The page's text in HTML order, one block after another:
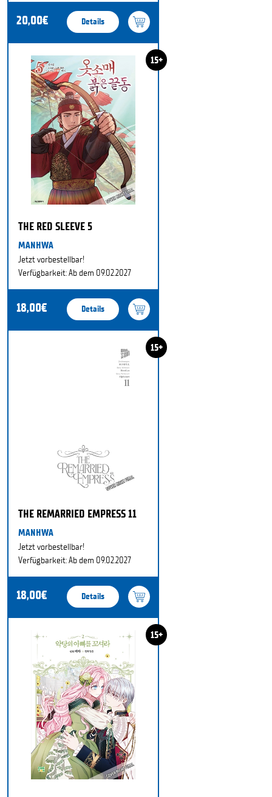
20,00€ Details
15+
THE RED SLEEVE 5
MANHWA
Jetzt vorbestellbar!
Verfügbarkeit: Ab dem 09.02.2027
18,00€ Details
15+
THE REMARRIED EMPRESS 11
MANHWA
Jetzt vorbestellbar!
Verfügbarkeit: Ab dem 09.02.2027
18,00€ Details
15+